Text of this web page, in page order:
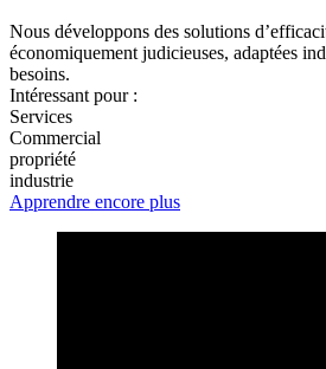
Nous développons des solutions
économiquement judicieuses, adaptées
besoins.
Intéressant pour :
Services
Commercial
propriété
industrie
Apprendre encore plus